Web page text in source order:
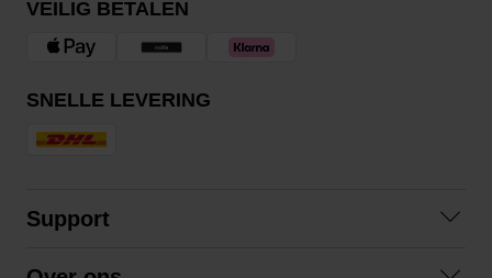
VEILIG BETALEN
SNELLE LEVERING
Support